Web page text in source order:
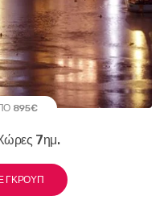
895€
7ημ.
ΓΚΡΟΥΠ